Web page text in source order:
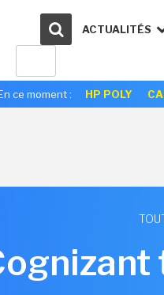
ACTUALITÉS
ce moment : HP POLY